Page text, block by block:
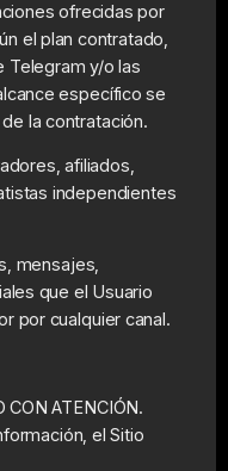
ofrecidas por
el plan contratado,
Telegram y/o las
específico se
la contratación.
afiliados,
independientes
mensajes,
que el Usuario
por cualquier canal.
CON ATENCIÓN.
el Sitio